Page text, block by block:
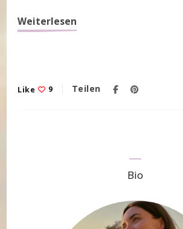
Weiterlesen
Like 9 Teilen
Bio